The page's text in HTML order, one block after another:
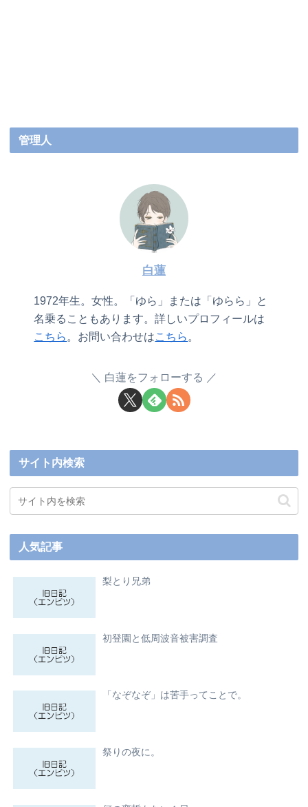
管理人
白蓮
1972年生。女性。「ゆら」または「ゆらら」と
名乗ることもあります。詳しいプロフィールは
こちら。お問い合わせはこちら。
白蓮をフォローする
サイト内検索
人気記事
梨とり兄弟
初登園と低周波音被害調査
「なぞなぞ」は苦手ってことで。
祭りの夜に。